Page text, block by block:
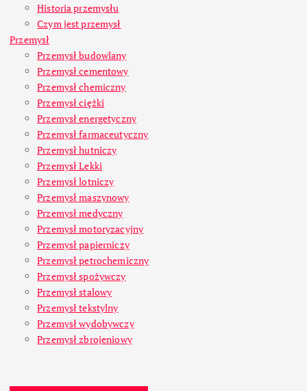
Historia przemysłu
Czym jest przemysł
Przemysł
Przemysł budowlany
Przemysł cementowy
Przemysł chemiczny
Przemysł ciężki
Przemysł energetyczny
Przemysł farmaceutyczny
Przemysł hutniczy
Przemysł Lekki
Przemysł lotniczy
Przemysł maszynowy
Przemysł medyczny
Przemysł motoryzacyjny
Przemysł papierniczy
Przemysł petrochemiczny
Przemysł spożywczy
Przemysł stalowy
Przemysł tekstylny
Przemysł wydobywczy
Przemysł zbrojeniowy